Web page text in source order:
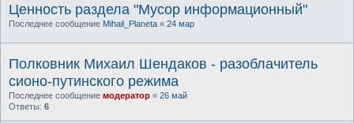
Ценность раздела "Мусор информационный"
Последнее сообщение Mihail_Planeta « 24 мар
Полковник Михаил Шендаков - разоблачитель
сионо-путинского режима
Последнее сообщение модератор « 26 май
Ответы: 6